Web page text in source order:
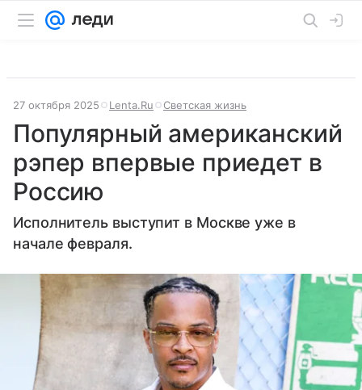
27 октября 2025 Lenta.Ru Светская жизнь
Популярный американский
рэпер впервые приедет в
Россию
Исполнитель выступит в Москве уже в
начале февраля.